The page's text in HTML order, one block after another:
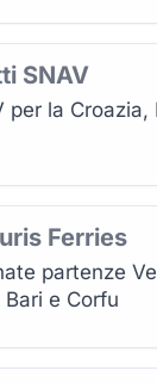
SNAV
la Croazia,
Ferries
partenze
e Corfu